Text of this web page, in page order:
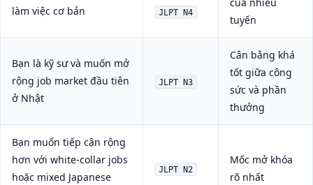
làm việc cơ bản
JLPT N4
của nhiều
tuyến
Bạn là kỹ sư và muốn mở
rộng job market đầu tiên
ở Nhật
JLPT N3
Cân bằng khá
tốt giữa công
sức và phần
thưởng
Bạn muốn tiếp cận rộng
hơn với white-collar jobs
hoặc mixed Japanese
JLPT N2
Mốc mở khóa
rõ nhất